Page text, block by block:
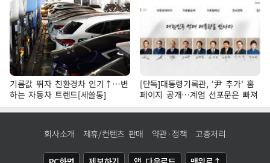
기름값 뛰자 친환경차 인기↑…변
하는 자동차 트렌드[세쓸통]
[단독]대통령기록관, '尹 추가' 홈
페이지 공개…계엄 선포문은 빠져
회사소개 제휴/컨텐츠 판매 약관·정책 고충처리